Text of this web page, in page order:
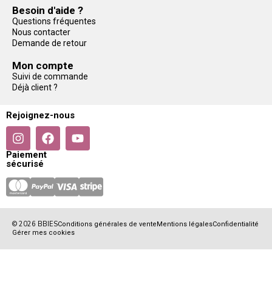
Besoin d'aide ?
Questions fréquentes
Nous contacter
Demande de retour
Mon compte
Suivi de commande
Déjà client ?
Rejoignez-nous
Paiement
sécurisé
© 2026 BBIESConditions générales de vente Mentions légalesConfidentialité
Gérer mes cookies